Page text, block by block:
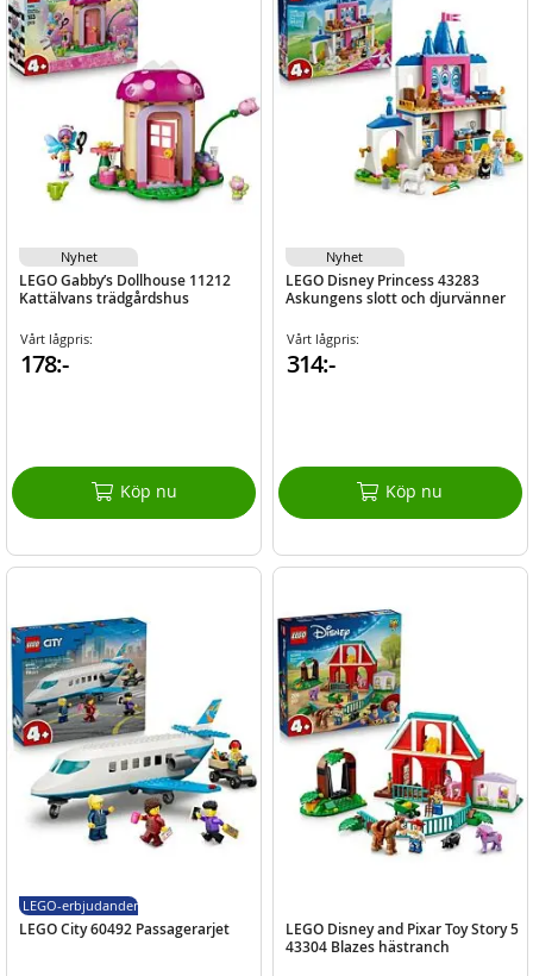
LEGO Gabby’s Dollhouse 11212
Kattälvans trädgårdshus
Vårt lågpris:
178:-
Köp nu
Nyhet
LEGO Disney Princess 43283
Askungens slott och djurvänner
Vårt lågpris:
314:-
Köp nu
Nyhet
LEGO City 60492 Passagerarjet
LEGO-erbjudanden
LEGO Disney and Pixar Toy Story 5
43304 Blazes hästranch